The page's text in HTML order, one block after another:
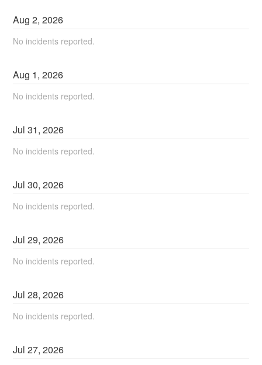
Aug2,2026
No incidents reported.
Aug 1,2026
No incidents reported.
Jul31,2026
No incidents reported.
Jul30,2026
No incidents reported.
Jul29,2026
No incidents reported.
Jul28,2026
No incidents reported.
Jul27,2026